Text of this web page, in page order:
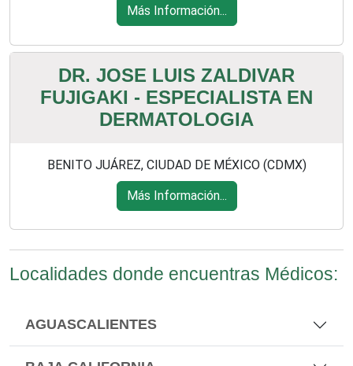
Más Información...
DR. JOSE LUIS ZALDIVAR
FUJIGAKI - ESPECIALISTA EN
DERMATOLOGIA
BENITO JUÁREZ, CIUDAD DE MÉXICO (CDMX)
Más Información...
Localidades donde encuentras Médicos:
AGUASCALIENTES